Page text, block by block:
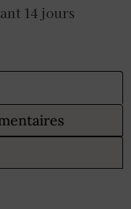
14 jours